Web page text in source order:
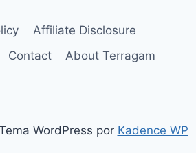
Affiliate Disclosure
Contact About Terragam
WordPress por Kadence WP